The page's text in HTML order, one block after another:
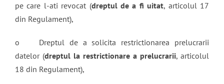
pe care l-ati revocat (dreptul de a fi uitat, articolul 17
din Regulament),
o Dreptul de a solicita restrictionarea prelucrarii
datelor (dreptul la restrictionare a prelucrarii, articolul
18 din Regulament),